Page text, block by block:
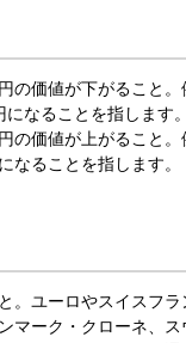
の価値が下がること。
なることを指します
の価値が上がること。
なることを指します。
。ユーロやスイスフラ
マーク・クローネ、ス